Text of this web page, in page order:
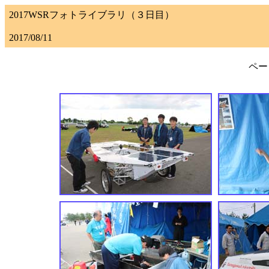
2017WSRフォトライブラリ（３日目）
2017/08/11
ペー